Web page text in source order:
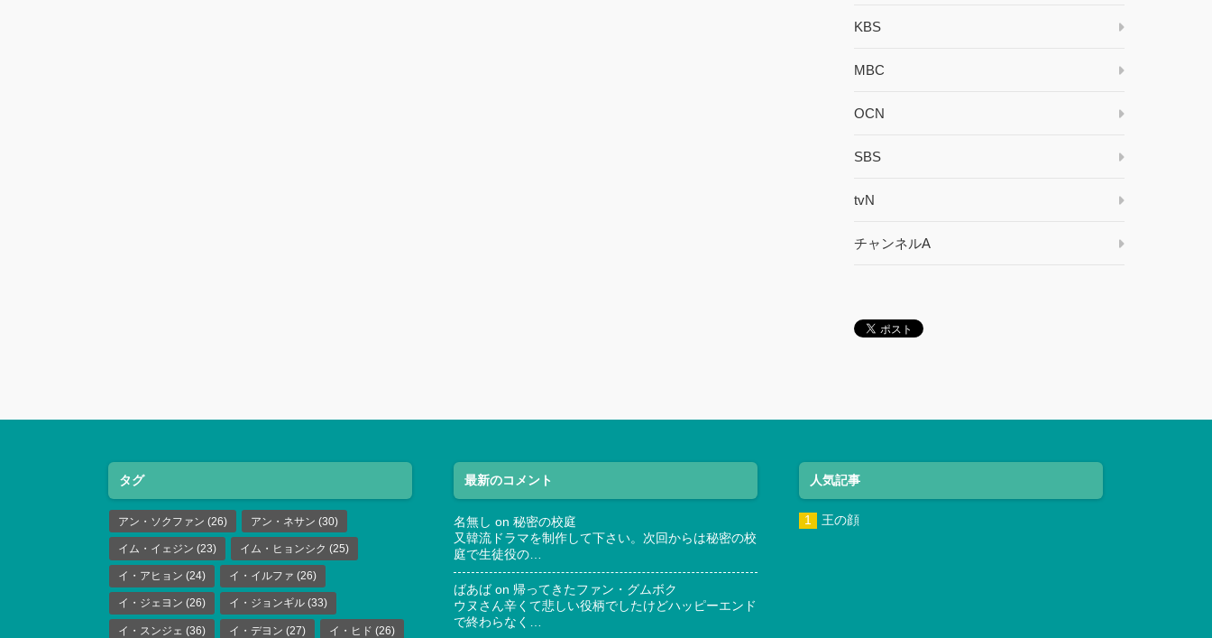
KBS
MBC
OCN
SBS
tvN
チャンネルA
タグ
アン・ソクファン (26) アン・ネサン (30)
イム・イェジン (23) イム・ヒョンシク (25)
イ・アヒョン (24) イ・イルファ (26)
イ・ジェヨン (26) イ・ジョンギル (33)
イ・スンジェ (36) イ・デヨン (27) イ・ヒド (26)
最新のコメント
名無し on 秘密の校庭
又韓流ドラマを制作して下さい。次回からは秘密の校
庭で生徒役の…
ばあば on 帰ってきたファン・グムボク
ウヌさん辛くて悲しい役柄でしたけどハッピーエンド
で終わらなく…
人気記事
王の顔